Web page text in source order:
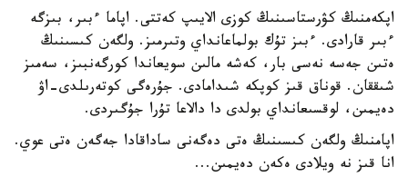
اپكەمنىڭ كۋرستاسىنىڭ كوزى الايىپ كەتتى. اپاما ءبىر، بىزگە
ءبىر قارادى. ءبىز تۇك بولماعانداي وتىرمىز. ولگەن كىسىنىڭ
ەتىن جەسە نەسى بار، كەشە مالىن سويعاندا كورگەنبىز، سەمىز
شىققان. قوناق قىز كوپكە شىدامادى. جۇرەگى كوتەرىلدى-اۋ
دەيمىن، لوقسىعانداي بولدى دا دالاعا تۇرا جۇگىردى.
اپامنىڭ ولگەن كىسىنىڭ ەتى دەگەنى ساداقادا جەگەن ەتى عوي.
انا قىز نە ويلادى ەكەن دەيمىن...